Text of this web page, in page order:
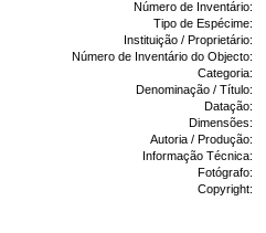
Número de Inventário:
Tipo de Espécime:
Instituição / Proprietário:
Número de Inventário do Objecto:
Categoria:
Denominação / Título:
Datação:
Dimensões:
Autoria / Produção:
Informação Técnica:
Fotógrafo:
Copyright: